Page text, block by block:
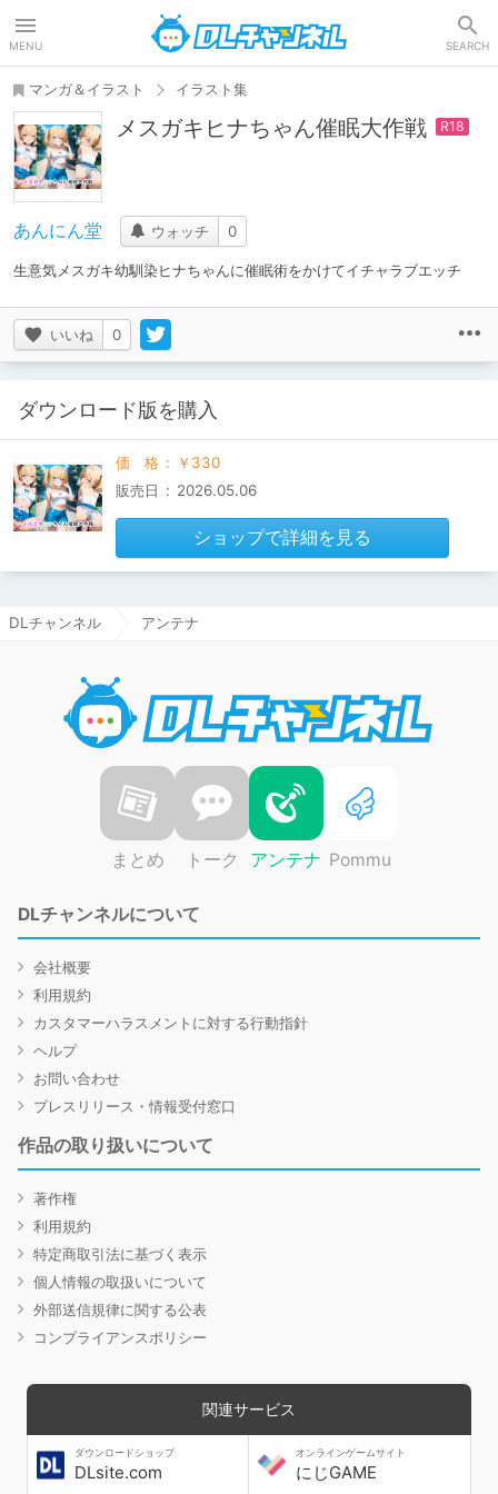
MENU SEARCH
マンガ＆イラスト イラスト集
いいね 0
メスガキヒナちゃん催眠大作戦
あんにん堂 ウォッチ 0
生意気メスガキ幼馴染ヒナちゃんに催眠術をかけてイチャラブエッチ
ダウンロード版を購入
価格 :
￥330
販売日 : 2026.05.06
ショップで詳細を見る
DLチャンネル アンテナ
まとめ トーク アンテナ Pommu
DLチャンネルについて
会社概要
利用規約
カスタマーハラスメントに対する行動指針
ヘルプ
お問い合わせ
プレスリリース・情報受付窓口
作品の取り扱いについて
著作権
利用規約
特定商取引法に基づく表示
個人情報の取扱いについて
外部送信規律に関する公表
コンプライアンスポリシー
関連サービス
ダウンロードショップ
DLsite.com
オンラインゲームサイト
にじGAME